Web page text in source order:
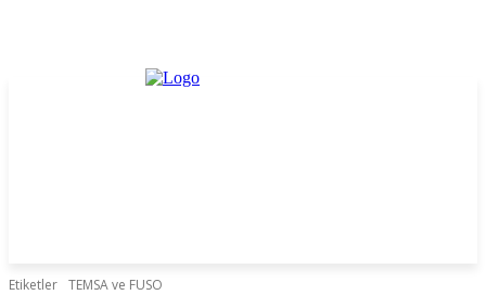
Etiketler TEMSA ve FUSO